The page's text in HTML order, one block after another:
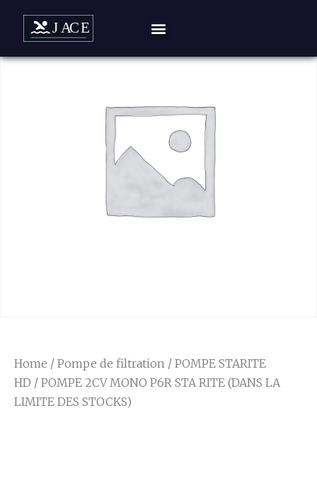
Home / Pompe de filtration / POMPE STARITE
HD / POMPE 2CV MONO P6R STA RITE (DANS LA
LIMITE DES STOCKS)